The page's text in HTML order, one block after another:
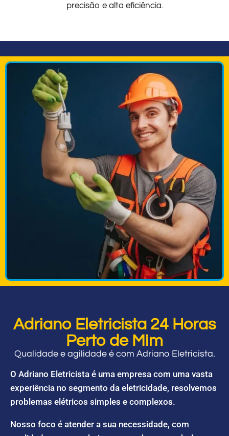
precisão e alta eficiência.
Adriano Eletricista 24 Horas
Perto de Mim
Qualidade e agilidade é com Adriano Eletricista.
O Adriano Eletricista é uma empresa com uma vasta
experiência no segmento da eletricidade, resolvemos
problemas elétricos simples e complexos.
Nosso foco é atender a sua necessidade, com